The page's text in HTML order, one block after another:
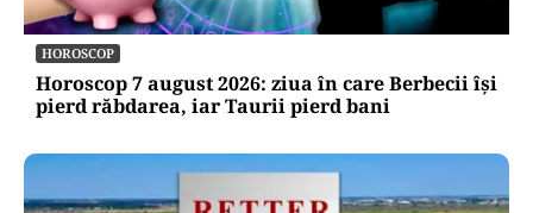
Trenul rămâne o saună în România! CFR
Călători nu are încă aprobat bugetul de
venituri și cheltuieli pentru 2026